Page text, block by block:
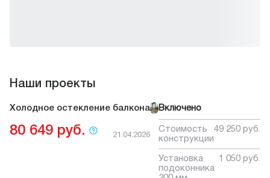
Наши проекты
Холодное остекление балкона
80 649 руб. 21.04.2026
Включено
Стоимость
конструкции
49 250 руб.
Установка
подоконника
1 050 руб.